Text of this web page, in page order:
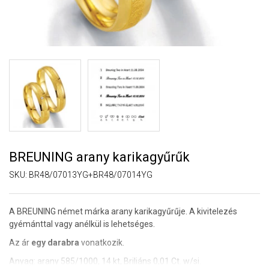
BREUNING arany karikagyűrűk
SKU: BR48/07013YG+BR48/07014YG
A BREUNING német márka arany karikagyűrűje. A kivitelezés
gyémánttal vagy anélkül is lehetséges.
Az ár egy darabra vonatkozik.
Anyag: arany 585/1000, 14 kt, Briliáns 0,01 Ct. w/si.